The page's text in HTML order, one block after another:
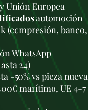
Unión Europea
automoción
(compresión, banco,
WhatsApp
24)
-50% vs pieza nueva
marítimo, UE 4-7